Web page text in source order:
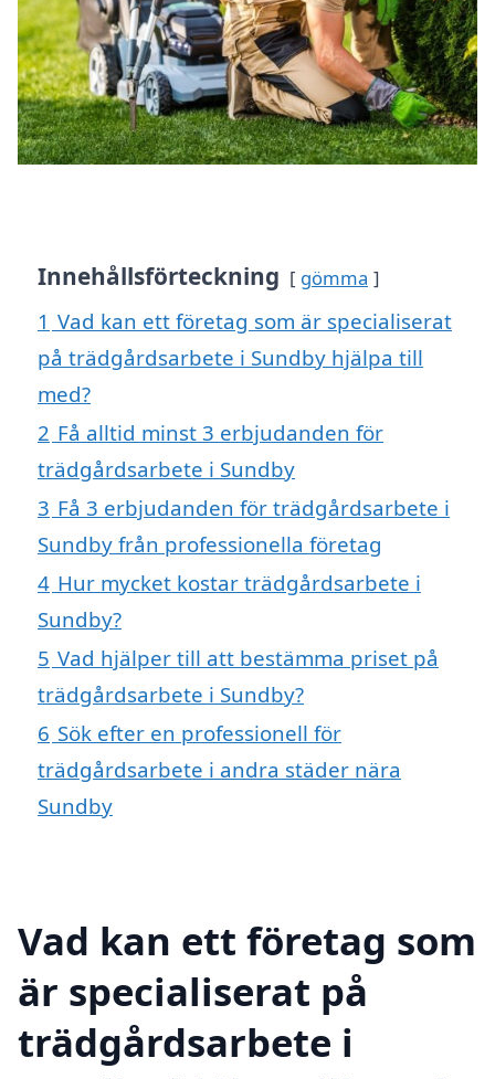
Innehållsförteckning gömma
1 Vad kan ett företag som är specialiserat
på trädgårdsarbete i Sundby hjälpa till
med?
2 Få alltid minst 3 erbjudanden för
trädgårdsarbete i Sundby
3 Få 3 erbjudanden för trädgårdsarbete i
Sundby från professionella företag
4 Hur mycket kostar trädgårdsarbete i
Sundby?
5 Vad hjälper till att bestämma priset på
trädgårdsarbete i Sundby?
6 Sök efter en professionell för
trädgårdsarbete i andra städer nära
Sundby
Vad kan ett företag som
är specialiserat på
trädgårdsarbete i